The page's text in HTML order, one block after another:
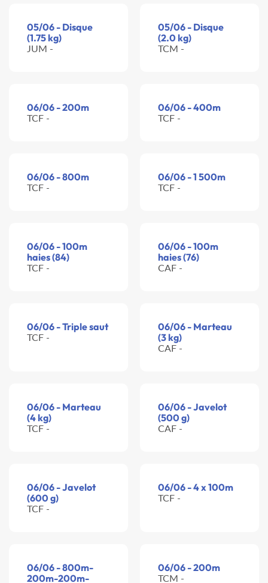
05/06 - Disque
(1.75 kg)
JUM -
05/06 - Disque
(2.0 kg)
TCM -
06/06 - 200m
TCF -
06/06 - 400m
TCF -
06/06 - 800m
TCF -
06/06 - 1 500m
TCF -
06/06 - 100m
haies (84)
TCF -
06/06 - 100m
haies (76)
CAF -
06/06 - Triple saut
TCF -
06/06 - Marteau
(3 kg)
CAF -
06/06 - Marteau
(4 kg)
TCF -
06/06 - Javelot
(500 g)
CAF -
06/06 - Javelot
(600 g)
TCF -
06/06 - 4 x 100m
TCF -
06/06 - 800m-
200m-200m-
06/06 - 200m
TCM -